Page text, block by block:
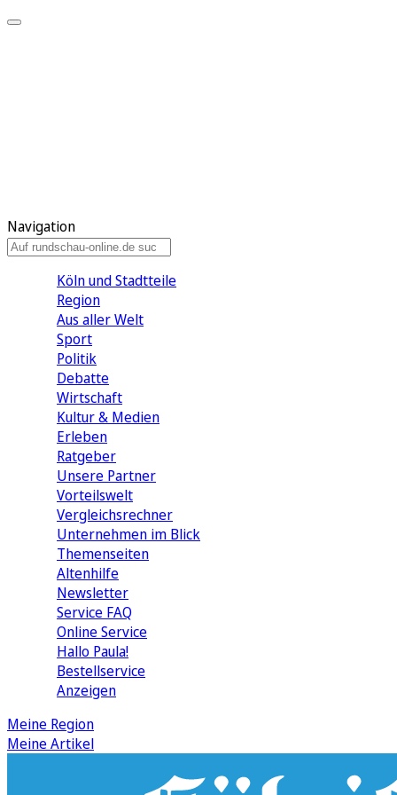
Navigation
Köln und Stadtteile
Region
Aus aller Welt
Sport
Politik
Debatte
Wirtschaft
Kultur & Medien
Erleben
Ratgeber
Unsere Partner
Vorteilswelt
Vergleichsrechner
Unternehmen im Blick
Themenseiten
Altenhilfe
Newsletter
Service FAQ
Online Service
Hallo Paula!
Bestellservice
Anzeigen
Meine Region
Meine Artikel